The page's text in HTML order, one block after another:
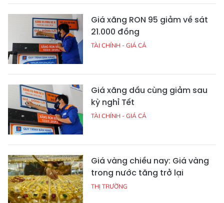
Giá xăng RON 95 giảm về sát
21.000 đồng
TÀI CHÍNH - GIÁ CẢ
Giá xăng dầu cùng giảm sau
kỳ nghỉ Tết
TÀI CHÍNH - GIÁ CẢ
Giá vàng chiều nay: Giá vàng
trong nước tăng trở lại
THỊ TRƯỜNG